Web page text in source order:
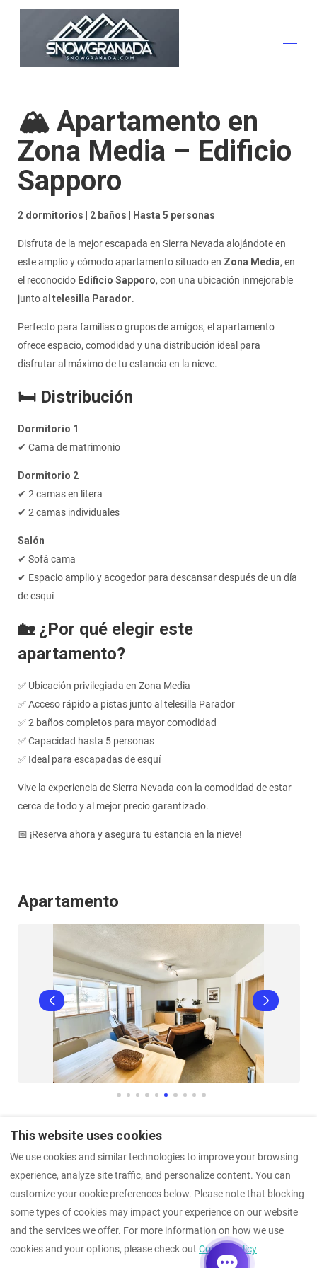
All properties ▾
Activities
Flash Deals
The Station
Leisure and Dining
Contact us
Advertise your property
🏔️ Apartamento en
Zona Media – Edificio
Sapporo
2 dormitorios | 2 baños | Hasta 5 personas
Disfruta de la mejor escapada en Sierra Nevada alojándote en
este amplio y cómodo apartamento situado en Zona Media, en
el reconocido Edificio Sapporo, con una ubicación inmejorable
junto al telesilla Parador.
Perfecto para familias o grupos de amigos, el apartamento
ofrece espacio, comodidad y una distribución ideal para
disfrutar al máximo de tu estancia en la nieve.
🛏️ Distribución
Dormitorio 1
✔ Cama de matrimonio
Dormitorio 2
✔ 2 camas en litera
✔ 2 camas individuales
Salón
✔ Sofá cama
✔ Espacio amplio y acogedor para descansar después de un día
de esquí
🏡 ¿Por qué elegir este
apartamento?
✅ Ubicación privilegiada en Zona Media
✅ Acceso rápido a pistas junto al telesilla Parador
✅ 2 baños completos para mayor comodidad
✅ Capacidad hasta 5 personas
✅ Ideal para escapadas de esquí
Vive la experiencia de Sierra Nevada con la comodidad de estar
cerca de todo y al mejor precio garantizado.
📅 ¡Reserva ahora y asegura tu estancia en la nieve!
Apartamento
Legal Notice
Other Apartments (1)
Other Apartments
Apartment in the Middle Zone
+34644450858
This website uses cookies
We use cookies and similar technologies to improve your browsing
experience, analyze site traffic, and personalize content. You can
customize your cookie preferences below. Please note that blocking
some types of cookies may impact your experience on our website
and the services we offer. For more information on how we use
cookies and your options, please check out Cookie Policy